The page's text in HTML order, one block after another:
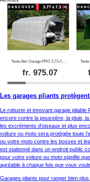
fr.975.07
Les garages pliants
Le robuste et innovant garage pliable
encore contre la poussière, la pluie,
les excréments d’oiseaux et plus
voiture ou moto sera protégée toute
ou votre moto contre les bosses et
est stationné dans un endroit public
pour votre voiture ou moto signifie
agréable à chaque fois que vous
Garages pliants pour ranger bien